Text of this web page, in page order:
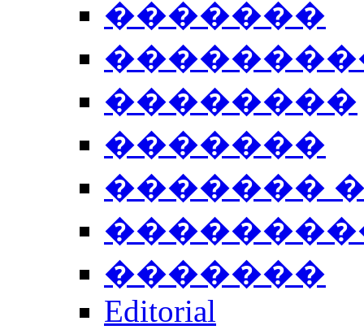
�������
��������
�������
�������
�������
Editorial